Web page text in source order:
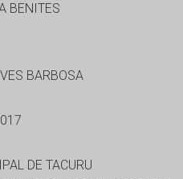
BENITES
BARBOSA
DE TACURU